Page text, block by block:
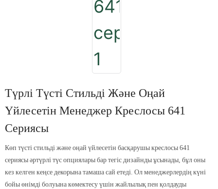
Түрлі Түсті Стильді Және Оңай
Үйлесетін Менеджер Креслосы 641
Сериясы
Көп түсті стильді және оңай үйлесетін басқарушы креслосы 641
сериясы әртүрлі түс опциялары бар тегіс дизайнды ұсынады, бұл оны
кез келген кеңсе декорына тамаша сай етеді. Ол менеджерлердің күні
бойы өнімді болуына көмектесу үшін жайлылық пен қолдауды